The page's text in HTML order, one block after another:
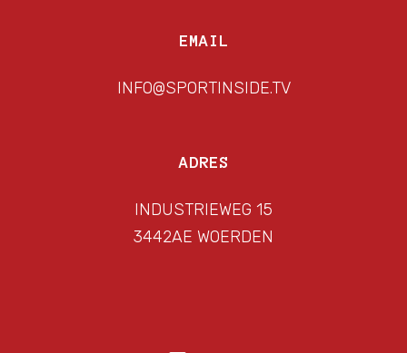
EMAIL
INFO@SPORTINSIDE.TV
ADRES
INDUSTRIEWEG 15
3442AE WOERDEN